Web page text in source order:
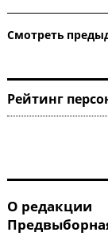
О редакции